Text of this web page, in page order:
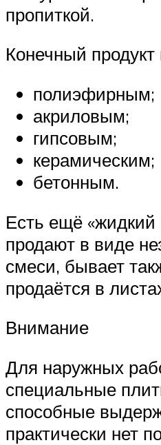
пропиткой.
Конечный
полиэфирным;
акриловым;
гипсовым;
керамическим;
бетонным.
Есть ещё «жидкий
продают в виде
смеси, бывает
продаётся в
Внимание
Для наружных
специальные
способные
практически нет